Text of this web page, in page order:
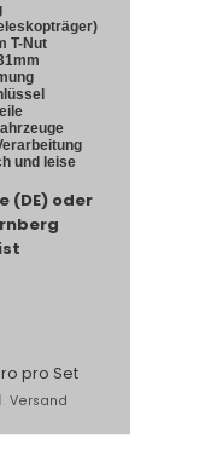
T-Nut
und leise
(DE) oder
pro Set
Versand